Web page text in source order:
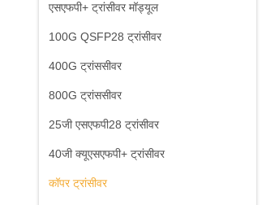
एसएफपी+ ट्रांसीवर मॉड्यूल
100G QSFP28 ट्रांसीवर
400G ट्रांससीवर
800G ट्रांससीवर
25जी एसएफपी28 ट्रांसीवर
40जी क्यूएसएफपी+ ट्रांसीवर
कॉपर ट्रांसीवर